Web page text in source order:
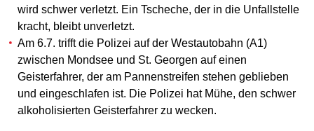
wird schwer verletzt. Ein Tscheche, der in die Unfallstelle
kracht, bleibt unverletzt.
Am 6.7. trifft die Polizei auf der Westautobahn (A1)
zwischen Mondsee und St. Georgen auf einen
Geisterfahrer, der am Pannenstreifen stehen geblieben
und eingeschlafen ist. Die Polizei hat Mühe, den schwer
alkoholisierten Geisterfahrer zu wecken.